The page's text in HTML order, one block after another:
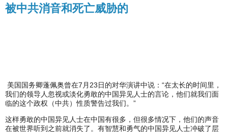
被中共消音和死亡威胁的
美国国务卿蓬佩奥曾在7月23日的对华演讲中说：“在太长的时间里，
我们的领导人忽视或淡化勇敢的中国异见人士的言论，他们就我们面
临的这个政权（中共）性质警告过我们。”
这样勇敢的中国异见人士在中国有很多，但很多情况下，他们的声音
在被世界听到之前就消失了。有智慧和勇气的中国异见人士冲破了层